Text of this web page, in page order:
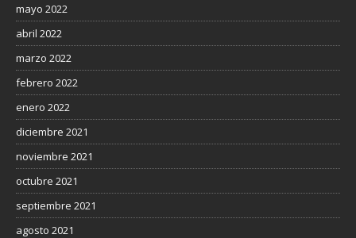
mayo 2022
abril 2022
marzo 2022
febrero 2022
enero 2022
diciembre 2021
noviembre 2021
octubre 2021
septiembre 2021
agosto 2021